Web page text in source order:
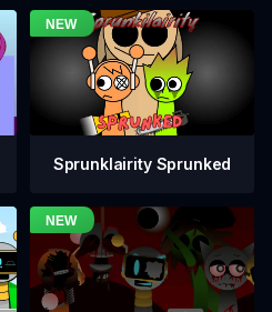
Sprunklairity Sprunked